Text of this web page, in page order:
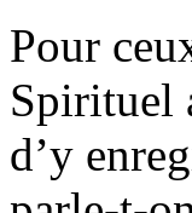
Pour
Spirituel
d’y